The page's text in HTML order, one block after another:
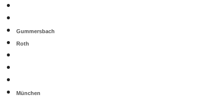
Gummersbach
Roth
München